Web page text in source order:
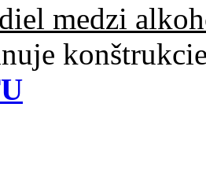
medzi